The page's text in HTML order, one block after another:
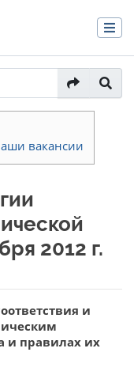
вакансии
2012 г.
и
и правилах их